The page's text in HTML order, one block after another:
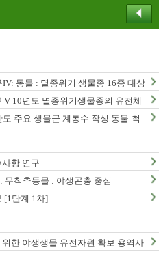
동물 : 멸종위기 생물종 16종 대상
10년도 멸종위기생물종의 유전체
주요 생물군 계통수 작성 동물-척
항 연구
무척추동물 : 야생곤충 중심
[1단계 1차]
한 야생생물 유전자원 확보 용역사